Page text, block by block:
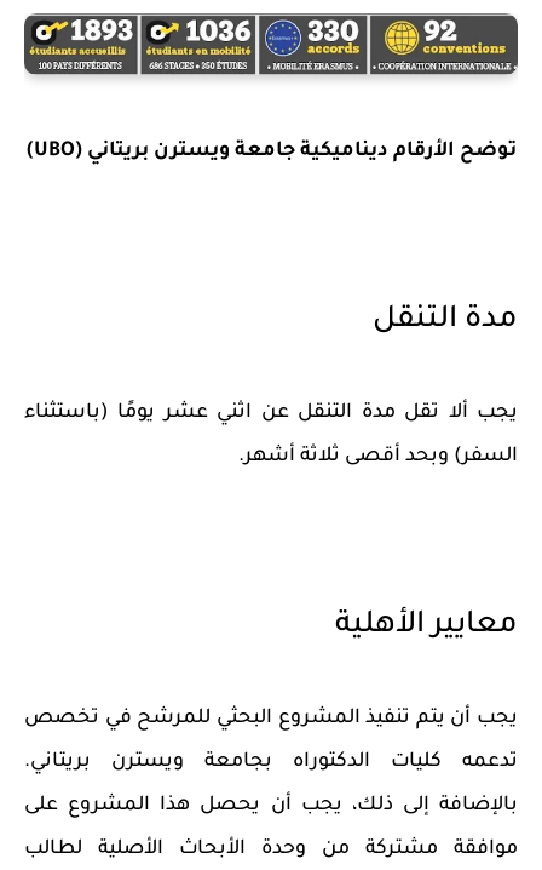
توضح الأرقام ديناميكية جامعة ويسترن بريتاني (UBO)
مدة التنقل
يجب ألا تقل مدة التنقل عن اثني عشر يومًا (باستثناء
السفر) وبحد أقصى ثلاثة أشهر.
معايير الأهلية
يجب أن يتم تنفيذ المشروع البحثي للمرشح في تخصص
تدعمه كليات الدكتوراه بجامعة ويسترن بريتاني.
بالإضافة إلى ذلك، يجب أن يحصل هذا المشروع على
موافقة مشتركة من وحدة الأبحاث الأصلية لطالب